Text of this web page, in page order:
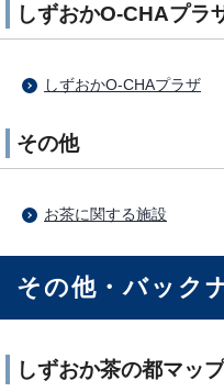
しずおかO-CHAプラ
しずおかO-CHAプラザ
その他
お茶に関する施設
その他・バック
しずおか茶の都マップ